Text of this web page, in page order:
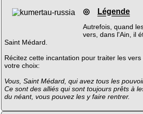
◎ Légende
Autrefois, quand
vers, dans l'Ain, il
Saint Médard.
Récitez cette incantation pour traiter les
votre choix:
Vous, Saint Médard, qui avez tous les
Ce sont des alliés qui sont toujours prêts à
du néant, vous pouvez les y faire rentrer.